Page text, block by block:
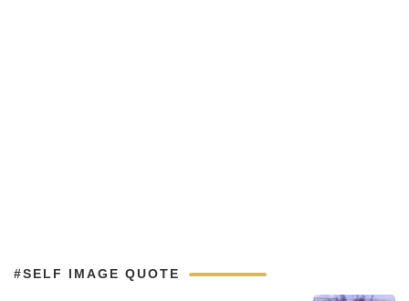
#SELF IMAGE QUOTE